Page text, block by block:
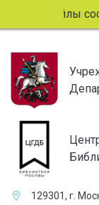
файлы
129301, г.